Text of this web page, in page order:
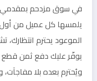
في سوق مزدحم بمقدمي
يلمسها كل عميل من
الموعود يحترم انتظارك،
يوفّر عليك دفع ثمن قطع
ويُحترم بعده بلا